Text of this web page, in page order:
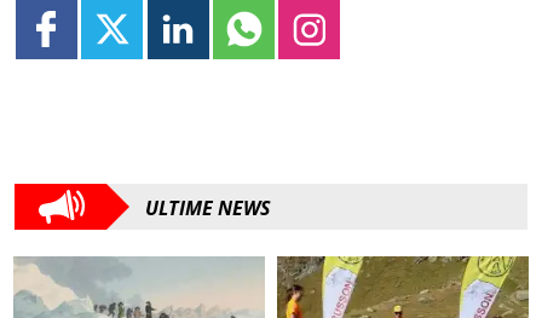
ULTIME NEWS